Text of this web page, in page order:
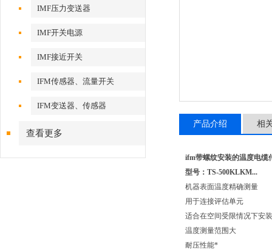
IMF压力变送器
IMF开关电源
IMF接近开关
IFM传感器、流量开关
IFM变送器、传感器
查看更多
产品介绍 相
ifm带螺纹安装的温度电缆
型号：TS-500KLKM...
机器表面温度精确测量
用于连接评估单元
适合在空间受限情况下安
温度测量范围大
耐压性能*